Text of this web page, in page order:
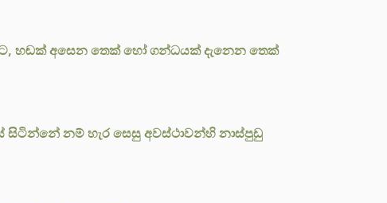
හඬක් අසෙන තෙක් හෝ ගන්ධයක් දැනෙන තෙක්
නම් හැර සෙසු අවස්ථාවන්හි නාස්පුඩු